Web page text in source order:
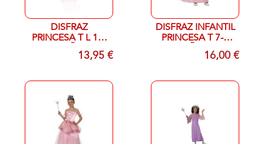
DISFRAZ
PRINCESA T L 10-
12 AÑOS13,95 €
DISFRAZ INFANTIL
PRINCESA T 7-9
AÑOS16,00 €